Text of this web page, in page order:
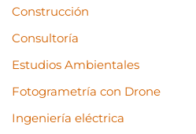
Construcción
Consultoría
Estudios Ambientales
Fotogrametría con Drone
Ingeniería eléctrica